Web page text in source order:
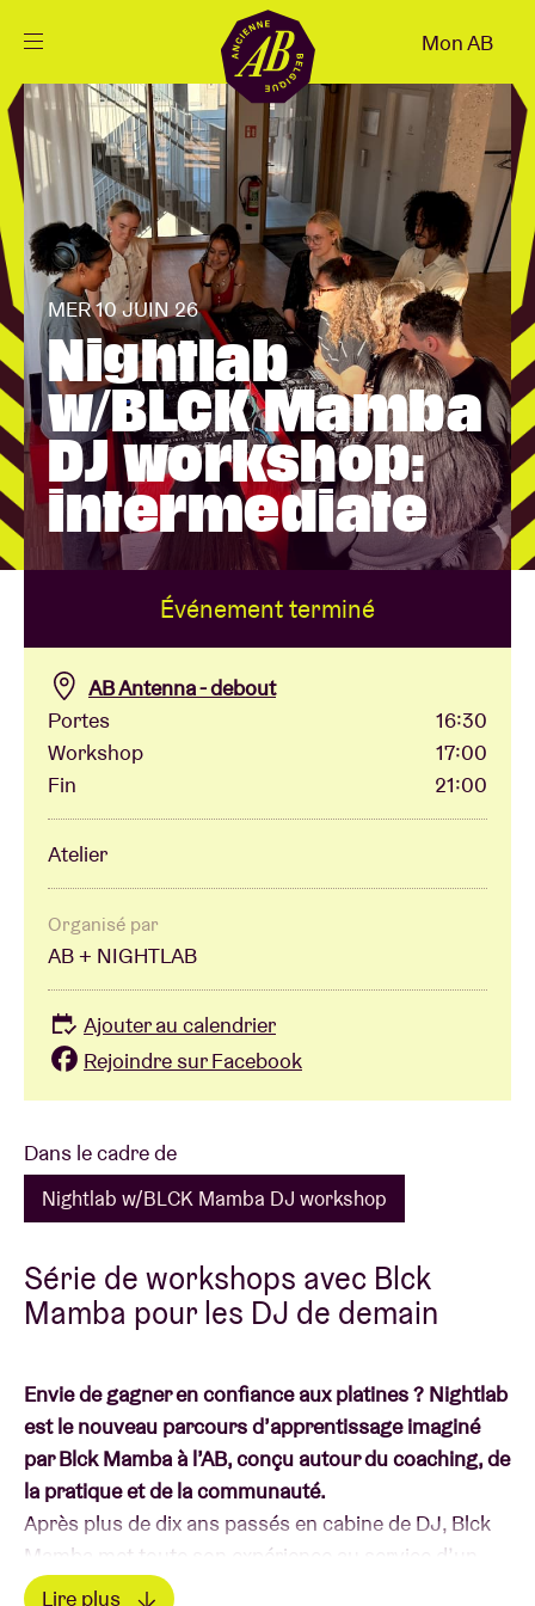
FR
Agenda
Projets
Actualités
Infos visiteurs
AB ❤ you
Location de salles
BRDCST
ABtv
Chèque-concert
À propos de l'AB
Contact
Mon AB
MER 10 JUIN 26
Nightlab
w/BLCK Mamba
DJ workshop:
intermediate
Dans le cadre de
Nightlab w/BLCK Mamba DJ workshop
Série de workshops avec Blck
Mamba pour les DJ de demain
Envie de gagner en confiance aux platines ? Nightlab
est le nouveau parcours d’apprentissage imaginé
par Blck Mamba à l’AB, conçu autour du coaching, de
la pratique et de la communauté.
Après plus de dix ans passés en cabine de DJ, Blck
Mamba met toute son expérience au service d’un
programme axé sur la transmission. Nightlab vous
Lire plus
Événement terminé
AB Antenna - debout
Portes
16:30
Workshop
17:00
Fin
21:00
Atelier
Organisé par
AB + NIGHTLAB
Ajouter au calendrier
Rejoindre sur Facebook